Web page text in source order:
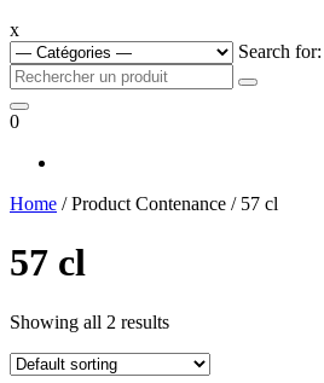
x
Search for:
0
Home / Product Contenance / 57 cl
57 cl
Showing all 2 results